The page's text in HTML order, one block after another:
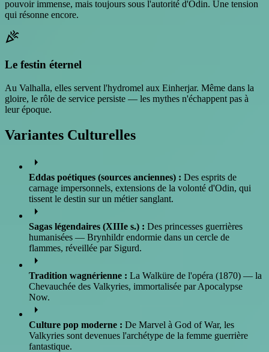
pouvoir immense, mais toujours sous l'autorité d'Odin. Une tension
qui résonne encore.
celebration
Le festin éternel
Au Valhalla, elles servent l'hydromel aux Einherjar. Même dans la
gloire, le rôle de service persiste — les mythes n'échappent pas à
leur époque.
Variantes Culturelles
arrow_right
Eddas poétiques (sources anciennes) : Des esprits de
carnage impersonnels, extensions de la volonté d'Odin, qui
tissent le destin sur un métier sanglant.
arrow_right
Sagas légendaires (XIIIe s.) : Des princesses guerrières
humanisées — Brynhildr endormie dans un cercle de
flammes, réveillée par Sigurd.
arrow_right
Tradition wagnérienne : La Walküre de l'opéra (1870) — la
Chevauchée des Valkyries, immortalisée par Apocalypse
Now.
arrow_right
Culture pop moderne : De Marvel à God of War, les
Valkyries sont devenues l'archétype de la femme guerrière
fantastique.